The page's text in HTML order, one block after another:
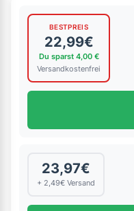
BESTPREIS
22,99€
Du sparst 4,00 €
Versandkostenfrei
23,97€
+ 2,49€ Versand